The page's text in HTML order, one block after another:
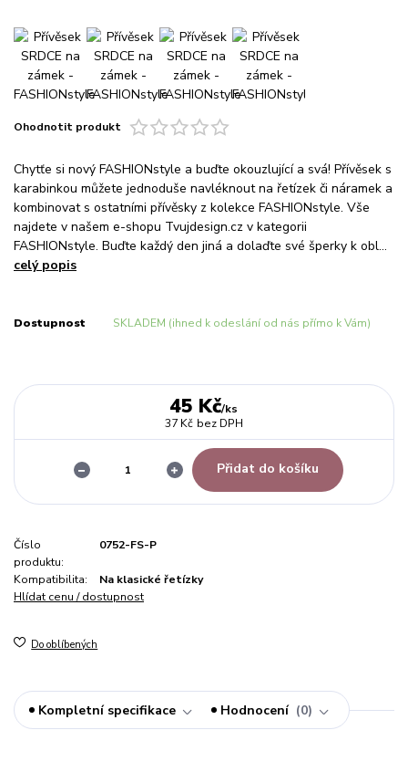
Ohodnotit produkt
Chytťe si nový FASHIONstyle a buďte okouzlující a svá! Přívěsek s
karabinkou můžete jednoduše navléknout na řetízek či náramek a
kombinovat s ostatními přívěsky z kolekce FASHIONstyle. Vše
najdete v našem e-shopu Tvujdesign.cz v kategorii
FASHIONstyle. Buďte každý den jiná a dolaďte své šperky k obl...
celý popis
Dostupnost SKLADEM (ihned k odeslání od nás přímo k Vám)
45 Kč/ks
37 Kč bez DPH
Přidat do košíku
Číslo
produktu:
0752-FS-P
Kompatibilita:
Na klasické řetízky
Hlídat cenu / dostupnost
Do oblíbených
Kompletní specifikace Hodnocení 0